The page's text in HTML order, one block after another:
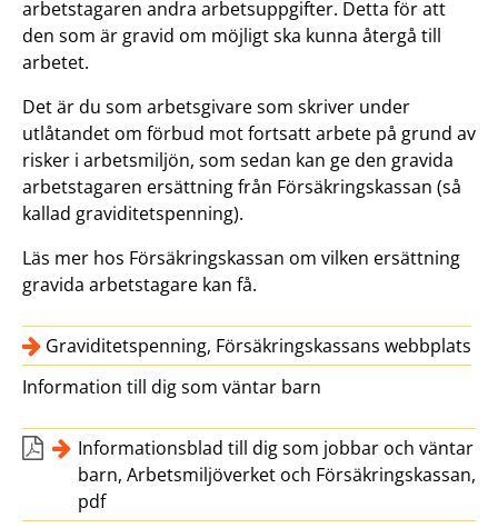
arbetstagaren andra arbetsuppgifter. Detta för att
den som är gravid om möjligt ska kunna återgå till
arbetet.
Det är du som arbetsgivare som skriver under
utlåtandet om förbud mot fortsatt arbete på grund av
risker i arbetsmiljön, som sedan kan ge den gravida
arbetstagaren ersättning från Försäkringskassan (så
kallad graviditetspenning).
Läs mer hos Försäkringskassan om vilken ersättning
gravida arbetstagare kan få.
Graviditetspenning, Försäkringskassans webbplats
Information till dig som väntar barn
Informationsblad till dig som jobbar och väntar
barn, Arbetsmiljöverket och Försäkringskassan,
pdf